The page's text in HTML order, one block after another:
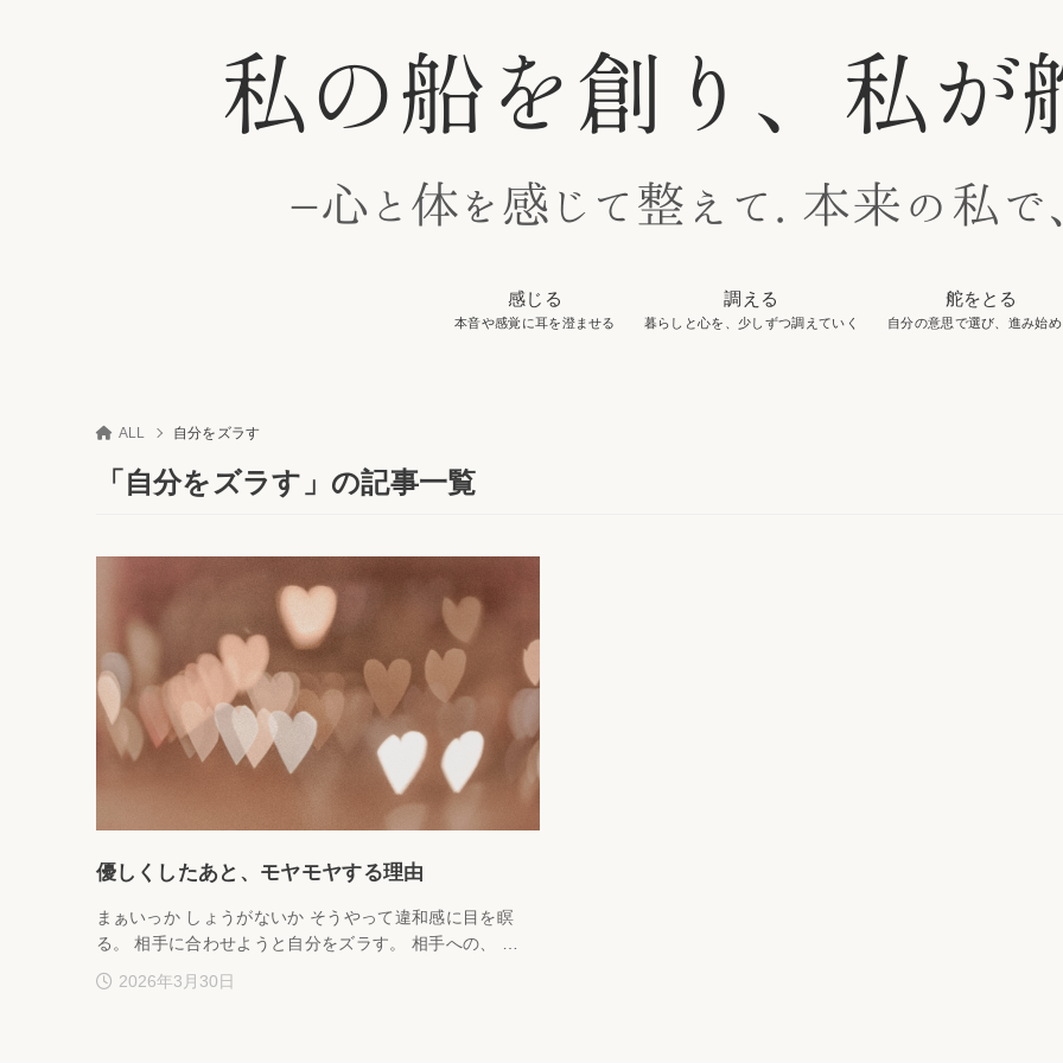
感じる
本音や感覚に耳を澄ませる
調える
暮らしと心を、少しずつ調えていく
舵をとる
自分の意思で選び、進み始
ALL 自分をズラす
「自分をズラす」の記事一覧
優しくしたあと、モヤモヤする理由
まぁいっか しょうがないか そうやって違和感に目を瞑
る。 相手に合わせようと自分をズラす。 相手への、 …
2026年3月30日